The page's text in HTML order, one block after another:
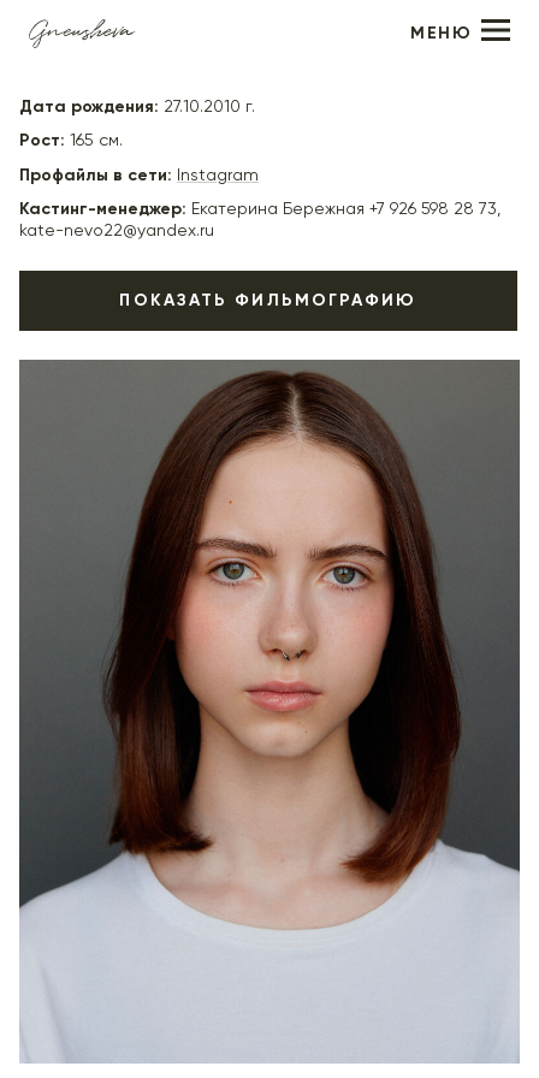
МЕНЮ
Варя Мясищева
Дата рождения: 27.10.2010 г.
Рост: 165 см.
Профайлы в сети: Instagram
Кастинг-менеджер: Екатерина Бережная +7 926 598 28 73,
kate-nevo22@yandex.ru
ПОКАЗАТЬ ФИЛЬМОГРАФИЮ